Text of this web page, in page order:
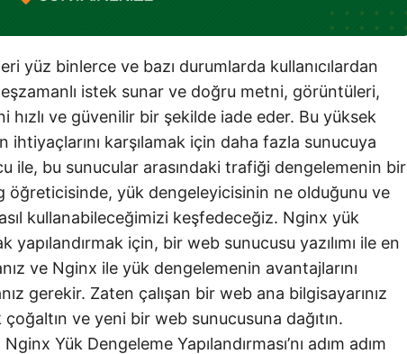
yüz binlerce ve bazı durumlarda kullanıcılardan
istek sunar ve doğru metni, görüntüleri,
hızlı ve güvenilir bir şekilde iade eder. Bu yüksek
karşılamak için daha fazla sunucuya
ile, bu sunucular arasındaki trafiği dengelemenin bir
öğreticisinde, yük dengeleyicisinin ne olduğunu ve
kullanabileceğimizi keşfedeceğiz. Nginx yük
için, bir web sunucusu yazılımı ile en
ve Nginx ile yük dengelemenin avantajlarını
gerekir. Zaten çalışan bir web ana bilgisayarınız
ve yeni bir web sunucusuna dağıtın.
Yük Dengeleme Yapılandırması’nı adım adım